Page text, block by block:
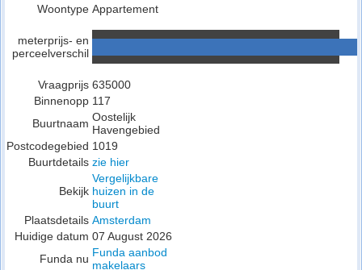
Woontype Appartement
meterprijs- en
perceelverschil
Vraagprijs 635000
Binnenopp 117
Buurtnaam Oostelijk
Havengebied
Postcodegebied 1019
Buurtdetails zie hier
Bekijk
Vergelijkbare
huizen in de
buurt
Plaatsdetails Amsterdam
Huidige datum 07 August 2026
Funda nu Funda aanbod
makelaars